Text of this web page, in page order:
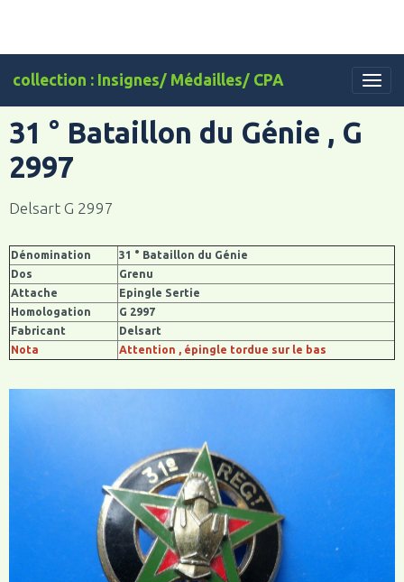
collection : Insignes/ Médailles/ CPA
31 ° Bataillon du Génie , G
2997
Delsart G 2997
Dénomination
31 ° Bataillon du Génie
Dos
Grenu
Attache
Epingle Sertie
Homologation
G 2997
Fabricant
Delsart
Nota
Attention , épingle tordue sur le bas